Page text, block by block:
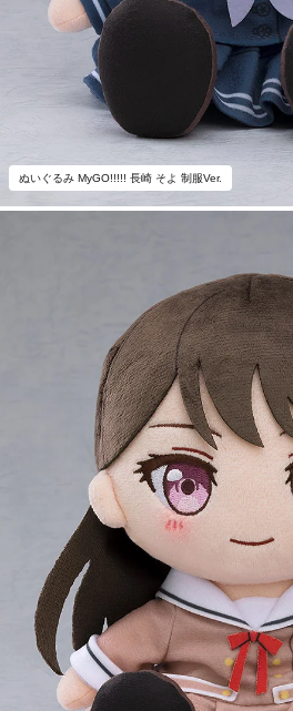
ぬいぐるみ MyGO!!!!! 長崎 そよ 制服Ver.